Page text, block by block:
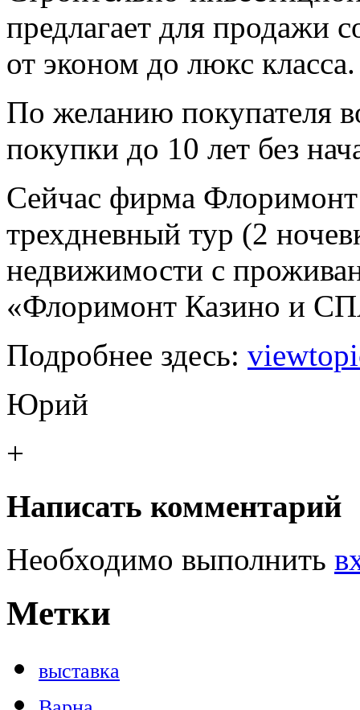
предлагает для продажи
от эконом до люкс класса.
По желанию покупателя
покупки до 10 лет без
Сейчас фирма Флоримонт
трехдневный тур (2
недвижимости с
«Флоримонт Казино и
Подробнее здесь:
Юрий
+
Написать комментарий
Необходимо выполнить
Метки
выставка